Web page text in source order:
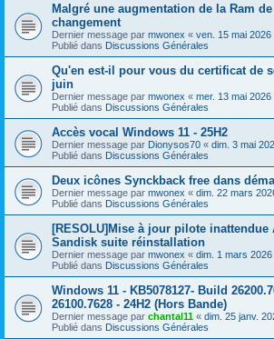
Malgré une augmentation de la Ram
changement
Dernier message par mwonex « ven. 15 mai 2026
Publié dans Discussions Générales
Qu'en est-il pour vous du certificat de
juin
Dernier message par mwonex « mer. 13 mai 2026
Publié dans Discussions Générales
Accès vocal Windows 11 - 25H2
Dernier message par Dionysos70 « dim. 3 mai
Publié dans Discussions Générales
Deux icônes Synckback free dans
Dernier message par mwonex « dim. 22 mars
Publié dans Discussions Générales
[RESOLU]Mise à jour pilote
Sandisk suite réinstallation
Dernier message par mwonex « dim. 1 mars 2026
Publié dans Discussions Générales
Windows 11 - KB5078127- Build
26100.7628 - 24H2 (Hors Bande)
Dernier message par chantal11 « dim. 25 janv.
Publié dans Discussions Générales